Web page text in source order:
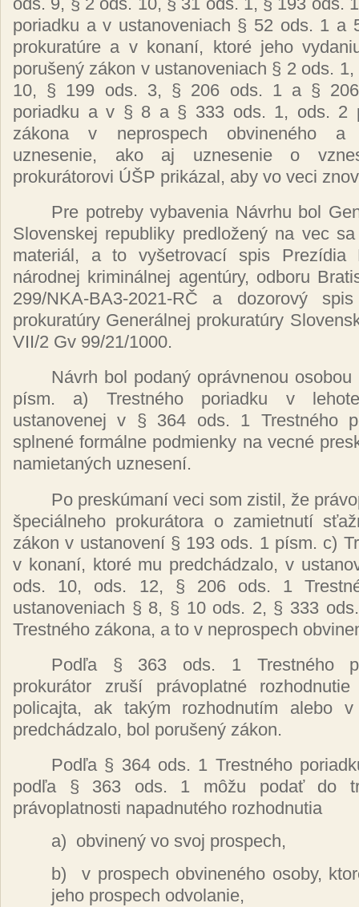
poriadku a v ustanoveniach § 52 ods. 1 a
prokuratúre a v konaní, ktoré jeho
porušený zákon v ustanoveniach § 2 ods.
10, § 199 ods. 3, § 206 ods. 1 a §
poriadku a v § 8 a § 333 ods. 1, ods. 2
zákonav neprospech obvineného
uznesenie, ako aj uznesenie o
prokurátorovi ÚŠP prikázal, aby vo veci
Pre potreby vybavenia Návrhu bol
Slovenskej republiky predložený na vec
materiál, a tovyšetrovací spis Prezídia
národnej kriminálnej agentúry, odboru
299/NKA-BA3-2021-RČ a dozorový
prokuratúry Generálnej prokuratúry
VII/2 Gv 99/21/1000.
Návrh bol podaný oprávnenou osobou
písm. a) Trestného poriadku v
ustanovenej v § 364 ods. 1 Trestného
splnené formálne podmienky na vecné
namietaných uznesení.
Po preskúmaní veci som zistil, že
špeciálneho prokurátora o zamietnutí
zákonv ustanovení § 193 ods. 1 písm. c)
v konaní, ktoré mu predchádzalo,v
ods. 10, ods. 12, § 206 ods. 1
ustanoveniach § 8, § 10 ods. 2, § 333
Trestného zákona, a to v neprospech
Podľa § 363 ods. 1 Trestného
prokurátor zruší právoplatné
policajta, ak takým rozhodnutím alebo
predchádzalo, bol porušený zákon.
Podľa § 364 ods. 1 Trestného
podľa § 363 ods. 1 môžu podať do
právoplatnosti napadnutého rozhodnutia
a) obvinený vo svoj prospech,
b)
v prospech obvineného osoby,
jeho prospech odvolanie,